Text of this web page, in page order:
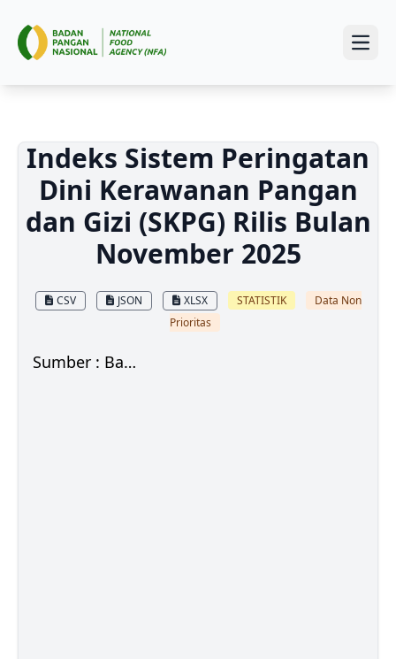
Open
Indeks Sistem Peringatan
Dini Kerawanan Pangan
dan Gizi (SKPG) Rilis Bulan
November 2025
CSV JSON XLSX STATISTIK
Data Non
Prioritas
Sumber : Badan Pangan Nasional